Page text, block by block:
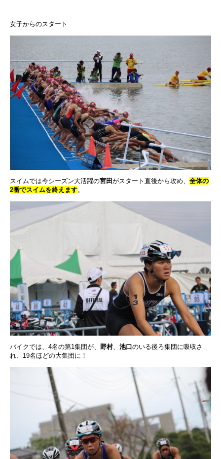
女子からのスタート
スイムでは今シーズン大活躍の宮田がスタート直後から攻め、 全体の
2番でスイムを終えます。
バイクでは、4名の第1集団が、 野村、 池口のいる後ろ集団に吸収さ
れ、19名ほどの大集団に！